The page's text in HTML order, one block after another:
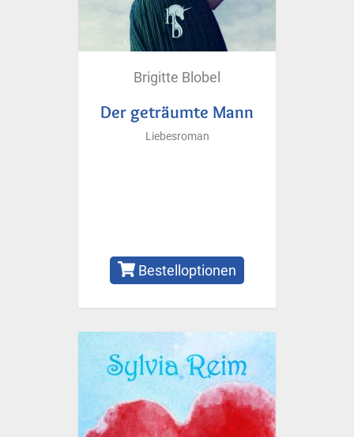
Brigitte Blobel
Der geträumte Mann
Liebesroman
Bestelloptionen